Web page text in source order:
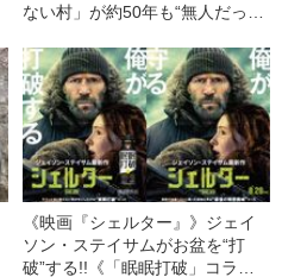
ない村」が約50年も“無人だっ
して…」
《映画『シェルター』》ジェイ
ソン・ステイサムがお盆を“打
破”する!!《「眠眠打破」コラ